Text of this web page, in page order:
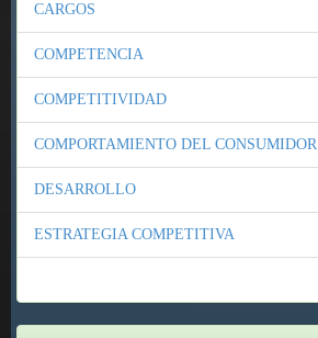
CARGOS
COMPETENCIA
COMPETITIVIDAD
COMPORTAMIENTO DEL CONSUMIDOR
DESARROLLO
ESTRATEGIA COMPETITIVA